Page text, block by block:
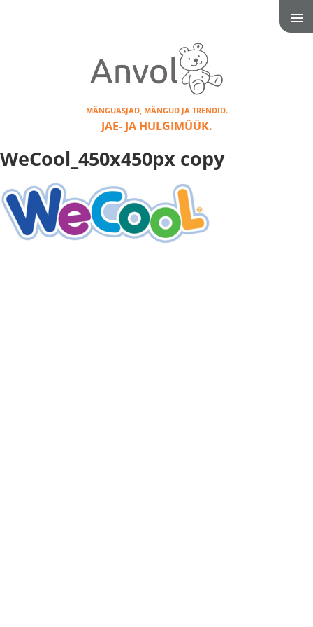
MÄNGUASJAD, MÄNGUD JA TRENDID.
JAE- JA HULGIMÜÜK.
WeCool_450x450px copy